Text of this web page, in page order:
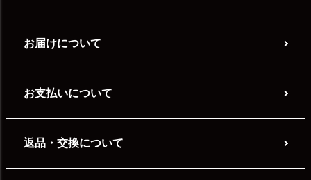
お届けについて
お支払いについて
返品・交換について